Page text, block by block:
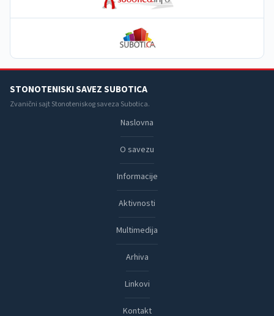
STONOTENISKI SAVEZ SUBOTICA
Zvanični sajt Stonoteniskog saveza Subotica.
Naslovna
O savezu
Informacije
Aktivnosti
Multimedija
Arhiva
Linkovi
Kontakt